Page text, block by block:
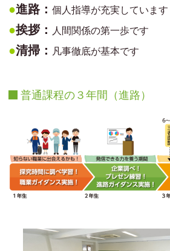
●進路： 個人指導が充実しています
●挨拶： 人間関係の第一歩です
●清掃： 凡事徹底が基本です
普通課程の３年間（進路）